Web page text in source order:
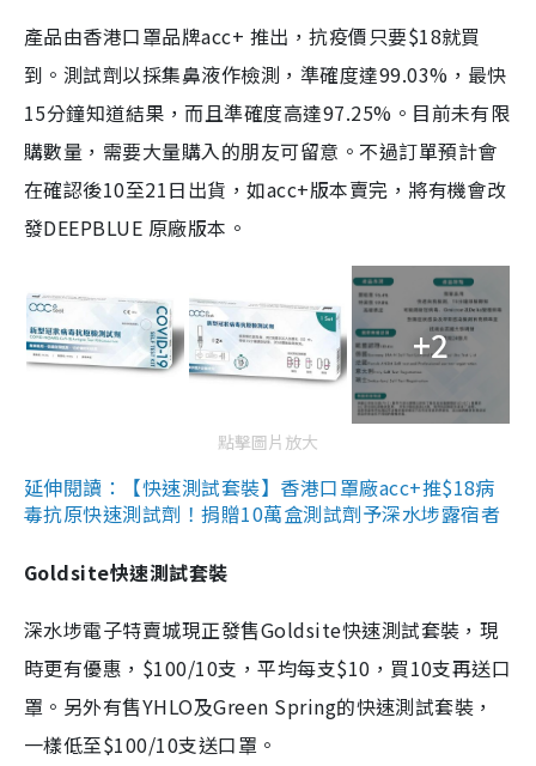
產品由香港口罩品牌acc+ 推出，抗疫價只要$18就買
到。測試劑以採集鼻液作檢測，準確度達99.03%，最快
15分鐘知道結果，而且準確度高達97.25%。目前未有限
購數量，需要大量購入的朋友可留意。不過訂單預計會
在確認後10至21日出貨，如acc+版本賣完，將有機會改
發DEEPBLUE 原廠版本。
+2
點擊圖片放大
延伸閱讀：【快速測試套裝】香港口罩廠acc+推$18病
毒抗原快速測試劑！捐贈10萬盒測試劑予深水埗露宿者
Goldsite快速測試套裝
深水埗電子特賣城現正發售Goldsite快速測試套裝，現
時更有優惠，$100/10支，平均每支$10，買10支再送口
罩。另外有售YHLO及Green Spring的快速測試套裝，
一樣低至$100/10支送口罩。